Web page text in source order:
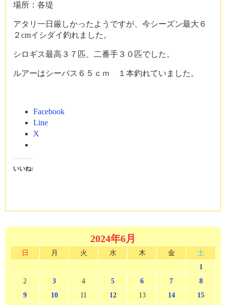
場所：各堤
アタリ一日厳しかったようですが、今シーズン最大６
２cmイシダイ釣れました。
シロギス最高３７匹、二番手３０匹でした。
ルアーはシーバス６５ｃｍ １本釣れていました。
Facebook
Line
X
いいね:
2024年6月
日 月 火 水 木 金
土
1
2
3 4 5 6 7
8
9
10 11 12 13 14
15